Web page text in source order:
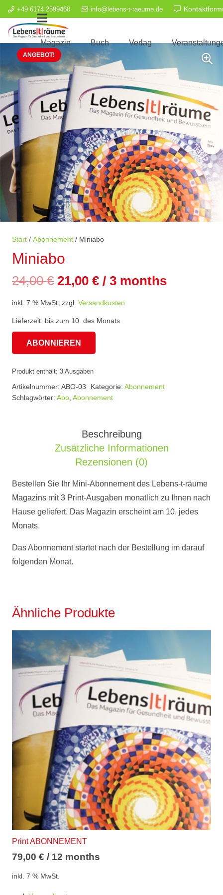
+49 6174 2599460 info@lebens-t-raeume.de
Magazin Buch Verlag
ANGEBOT!
Start / Abonnement / Miniabo
Miniabo
24,00€ Ursprünglicher
war:
24,00 €
21,00 €Aktueller
ist:
21,00 €.
/ 3 months
inkl. 7 % MwSt. zzgl. Versandkosten
Lieferzeit: bis zum 10. des Monats
ABONNIEREN
Produkt enthält: 3 Ausgaben
Artikelnummer: ABO-03 Kategorie: Abonnement
Schlagwörter: Abo Abonnement
Beschreibung
Zusätzliche Informationen
Rezensionen (0)
Bestellen Sie Ihr Mini-Abonnement des Lebens-t-räume
Magazins mit 3 Print-Ausgaben monatlich zu Ihnen nach
Hause geliefert. Das Magazin erscheint am 10. jedes
Monats.
Das Abonnement startet nach der Bestellung im darauf
folgenden Monat.
Ähnliche Produkte
Print ABONNEMENT
79,00 € / 12 months
inkl. 7 % MwSt.